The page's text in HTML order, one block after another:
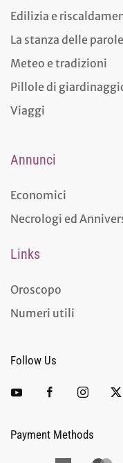
Edilizia e
La stanza delle
Meteo e tradizioni
Pillole di
Viaggi
Annunci
Economici
Necrologi ed
Links
Oroscopo
Numeri utili
Follow Us
Payment Methods